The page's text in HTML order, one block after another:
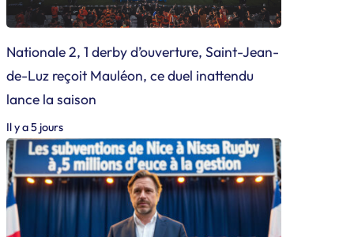
Nationale 2, 1 derby d’ouverture, Saint-Jean-
de-Luz reçoit Mauléon, ce duel inattendu
lance la saison
Il y a 5 jours